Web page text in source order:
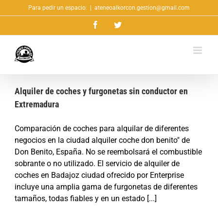
al
Para pedir un espacio: ateneoalkorcon.gestion@gmail.com
FacebookTwitter
Alquiler de coches y furgonetas sin conductor en
Extremadura
Comparación de coches para alquilar de diferentes
negocios en la ciudad alquiler coche don benito" de
Don Benito, España. No se reembolsará el combustible
sobrante o no utilizado. El servicio de alquiler de
coches en Badajoz ciudad ofrecido por Enterprise
incluye una amplia gama de furgonetas de diferentes
tamaños, todas fiables y en un estado [...]